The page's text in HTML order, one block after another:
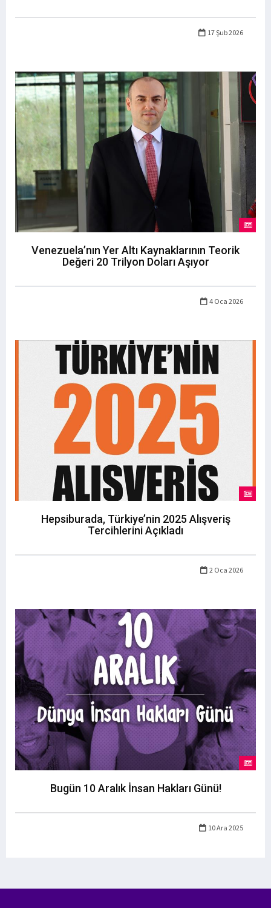
17 Şub 2026
Venezuela’nın Yer Altı Kaynaklarının Teorik
Değeri 20 Trilyon Doları Aşıyor
4 Oca 2026
Hepsiburada, Türkiye’nin 2025 Alışveriş
Tercihlerini Açıkladı
2 Oca 2026
Bugün 10 Aralık İnsan Hakları Günü!
10 Ara 2025